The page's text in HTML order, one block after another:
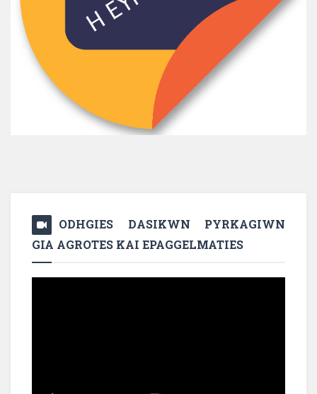
ODHGIES DASIKWN PYRKAGIWN
GIA AGROTES KAI EPAGGELMATIES